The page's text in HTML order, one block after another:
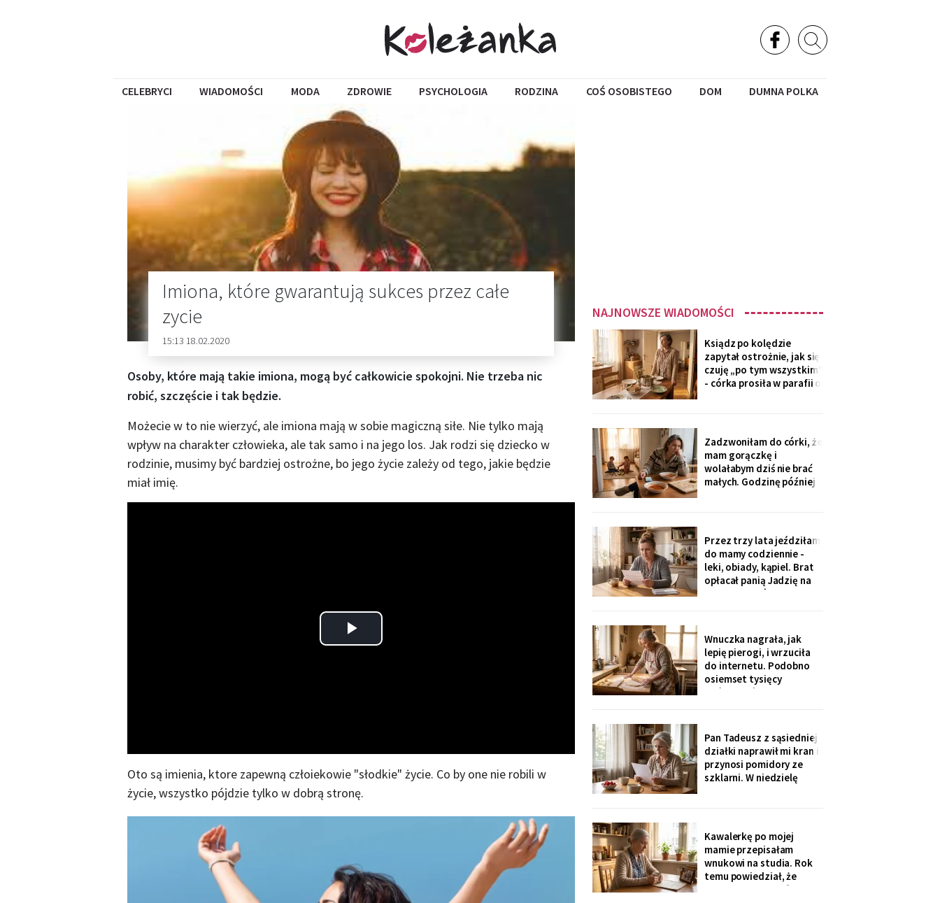
CELEBRYCI WIADOMOŚCI MODA ZDROWIE PSYCHOLOGIA RODZINA COŚ OSOBISTEGO DOM DUMNA POLKA
Imiona, które gwarantują sukces przez całe
zycie
15:13 18.02.2020
Osoby, które mają takie imiona, mogą być całkowicie spokojni. Nie trzeba nic
robić, szczęście i tak będzie.
Możecie w to nie wierzyć, ale imiona mają w sobie magiczną siłe. Nie tylko mają
wpływ na charakter człowieka, ale tak samo i na jego los. Jak rodzi się dziecko w
rodzinie, musimy być bardziej ostrożne, bo jego życie zależy od tego, jakie będzie
miał imię.
Play
Oto są imienia, ktore zapewną człoiekowie "słodkie" życie. Co by one nie robili w
życie, wszystko pójdzie tylko w dobrą stronę.
NAJNOWSZE WIADOMOŚCI
Ksiądz po kolędzie
zapytał ostrożnie, jak się
czuję „po tym wszystkim"
- córka prosiła w parafii o
ja co niedzielę czekam z
obiadem. Ostatni raz
przyszli we wrześniu.
Zadzwoniłam do córki, że
mam gorączkę i
wolałabym dziś nie brać
małych. Godzinę później
przyszedł SMS: „Podasz
im obiad? Wrócimy
głodni".
Przez trzy lata jeździłam
do mamy codziennie -
leki, obiady, kąpiel. Brat
opłacał panią Jadzię na
kilka poranków w
rozliczenie: „twoja
połowa za opiekunkę,
osiem tysięcy. Mama by
tak chciała".
Wnuczka nagrała, jak
lepię pierogi, i wrzuciła
do internetu. Podobno
osiemset tysięcy
wyświetleń - ludzie z
babcie. Córka obejrzała
dwa razy i powiedziała
tylko: „Mamo, mogłaś
chociaż zdjąć ten stary
fartuch".
Pan Tadeusz z sąsiedniej
działki naprawił mi kran i
przynosi pomidory ze
szklarni. W niedzielę
przyszłości". Syn położył
na stole kartkę z
punktami. Pierwszy
przeczytałam do góry
nogami
Kawalerkę po mojej
mamie przepisałam
wnukowi na studia. Rok
temu powiedział, że
musiał ją sprzedać, „bo